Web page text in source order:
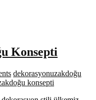
Konsepti
dekorasyonuzakdoğu
konsepti